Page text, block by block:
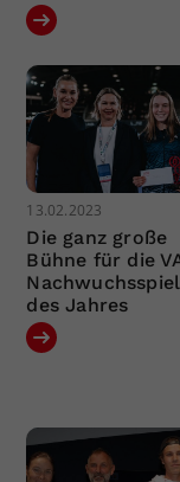
13.02.2023
Die ganz große
Bühne für die
des Jahres